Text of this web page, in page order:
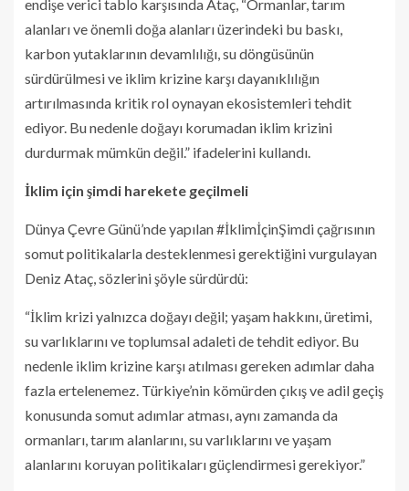
endişe verici tablo karşısında Ataç, “Ormanlar, tarım
alanları ve önemli doğa alanları üzerindeki bu baskı,
karbon yutaklarının devamlılığı, su döngüsünün
sürdürülmesi ve iklim krizine karşı dayanıklılığın
artırılmasında kritik rol oynayan ekosistemleri tehdit
ediyor. Bu nedenle doğayı korumadan iklim krizini
durdurmak mümkün değil.” ifadelerini kullandı.
İklim için şimdi harekete geçilmeli
Dünya Çevre Günü’nde yapılan #İklimİçinŞimdi çağrısının
somut politikalarla desteklenmesi gerektiğini vurgulayan
Deniz Ataç, sözlerini şöyle sürdürdü:
“İklim krizi yalnızca doğayı değil; yaşam hakkını, üretimi,
su varlıklarını ve toplumsal adaleti de tehdit ediyor. Bu
nedenle iklim krizine karşı atılması gereken adımlar daha
fazla ertelenemez. Türkiye’nin kömürden çıkış ve adil geçiş
konusunda somut adımlar atması, aynı zamanda da
ormanları, tarım alanlarını, su varlıklarını ve yaşam
alanlarını koruyan politikaları güçlendirmesi gerekiyor.”